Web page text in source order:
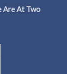
Are At Two